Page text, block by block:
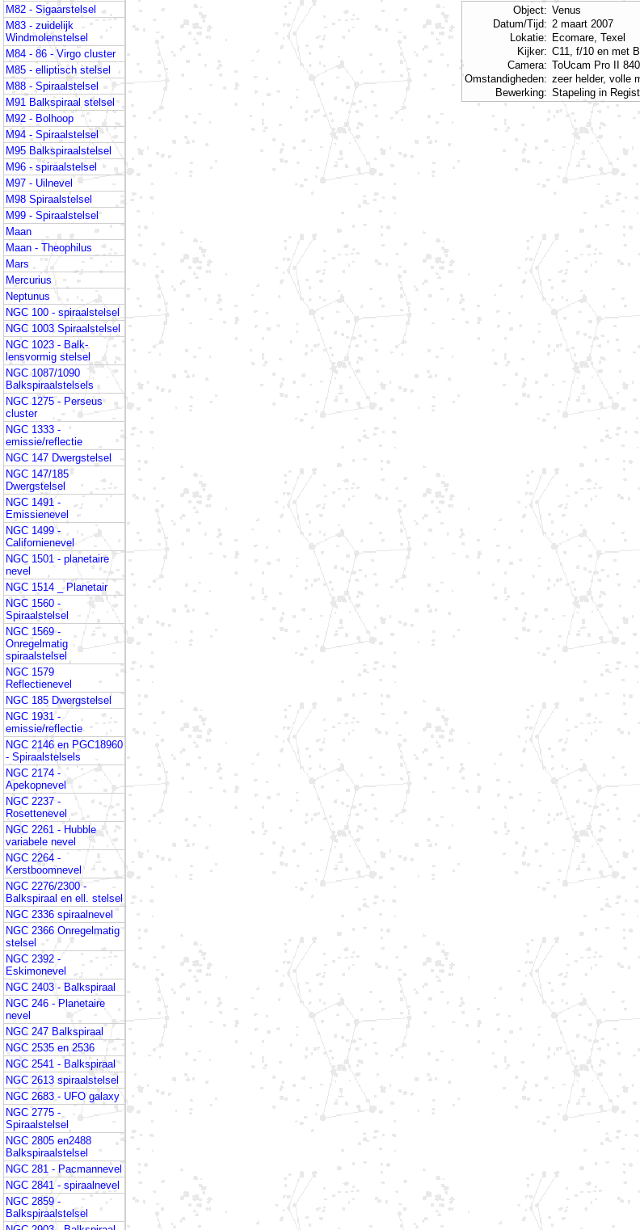
M82 - Sigaarstelsel
M83 - zuidelijk
Windmolenstelsel
M84 - 86 - Virgo cluster
M85 - elliptisch stelsel
M88 - Spiraalstelsel
M91 Balkspiraal stelsel
M92 - Bolhoop
M94 - Spiraalstelsel
M95 Balkspiraalstelsel
M96 - spiraalstelsel
M97 - Uilnevel
M98 Spiraalstelsel
M99 - Spiraalstelsel
Maan
Maan - Theophilus
Mars
Mercurius
Neptunus
NGC 100 - spiraalstelsel
NGC 1003 Spiraalstelsel
NGC 1023 - Balk-
lensvormig stelsel
NGC 1087/1090
Balkspiraalstelsels
NGC 1275 - Perseus
cluster
NGC 1333 -
emissie/reflectie
NGC 147 Dwergstelsel
NGC 147/185
Dwergstelsel
NGC 1491 -
Emissienevel
NGC 1499 -
Californienevel
NGC 1501 - planetaire
nevel
NGC 1514 _ Planetair
NGC 1560 -
Spiraalstelsel
NGC 1569 -
Onregelmatig
spiraalstelsel
NGC 1579
Reflectienevel
NGC 185 Dwergstelsel
NGC 1931 -
emissie/reflectie
NGC 2146 en PGC18960
- Spiraalstelsels
NGC 2174 -
Apekopnevel
NGC 2237 -
Rosettenevel
NGC 2261 - Hubble
variabele nevel
NGC 2264 -
Kerstboomnevel
NGC 2276/2300 -
Balkspiraal en ell. stelsel
NGC 2336 spiraalnevel
NGC 2366 Onregelmatig
stelsel
NGC 2392 -
Eskimonevel
NGC 2403 - Balkspiraal
NGC 246 - Planetaire
nevel
NGC 247 Balkspiraal
NGC 2535 en 2536
NGC 2541 - Balkspiraal
NGC 2613 spiraalstelsel
NGC 2683 - UFO galaxy
NGC 2775 -
Spiraalstelsel
NGC 2805 en2488
Balkspiraalstelsel
NGC 281 - Pacmannevel
NGC 2841 - spiraalnevel
NGC 2859 -
Balkspiraalstelsel
Object: Venus
Datum/Tijd: 2 maart 2007
Lokatie: Ecomare, Texel
Kijker: C11, f/10 en met
Camera: ToUcam Pro II
Omstandigheden: zeer helder, volle
Bewerking: Stapeling in